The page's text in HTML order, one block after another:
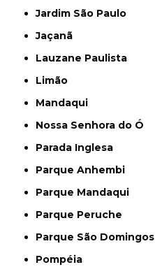
Jardim São Paulo
Jaçanã
Lauzane Paulista
Limão
Mandaqui
Nossa Senhora do Ó
Parada Inglesa
Parque Anhembi
Parque Mandaqui
Parque Peruche
Parque São Domingos
Pompéia